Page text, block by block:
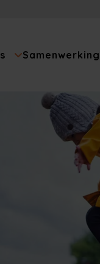
Samenwerking